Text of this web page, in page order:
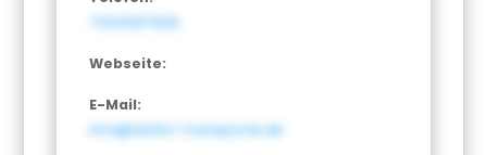
71424307625
Webseite:
E-Mail:
info@riefert-transporte.de